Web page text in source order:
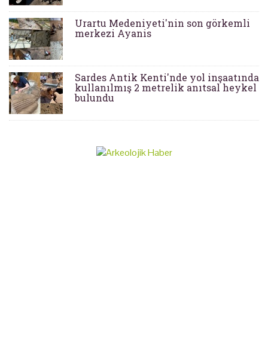
Urartu Medeniyeti'nin son görkemli
merkezi Ayanis
Sardes Antik Kenti'nde yol inşaatında
kullanılmış 2 metrelik anıtsal heykel
bulundu